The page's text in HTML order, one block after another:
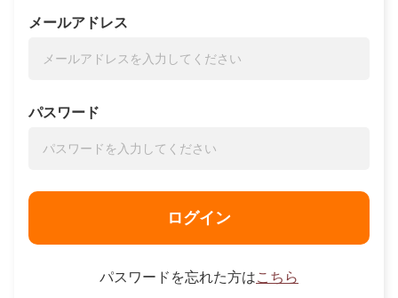
メールアドレス
パスワード
ログイン
パスワードを忘れた方はこちら